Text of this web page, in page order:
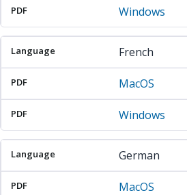
Windows
French
MacOS
Windows
German
MacOS